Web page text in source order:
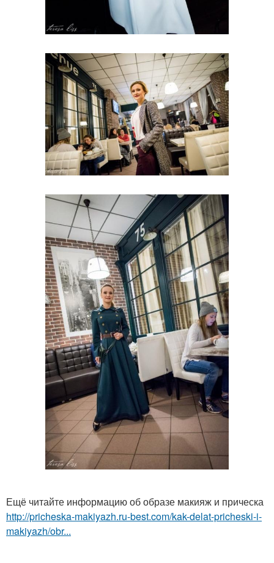
Ещё читайте информацию об образе макияж и прическа
http://pricheska-makiyazh.ru-best.com/kak-delat-pricheski-i-
makiyazh/obr...